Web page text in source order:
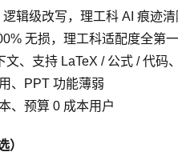
逻辑级改写，理工科 AI 痕迹
无损，理工科适配度全第一
、支持 LaTeX / 公式 / 代码
、PPT 功能薄弱
、预算 0 成本用户
）